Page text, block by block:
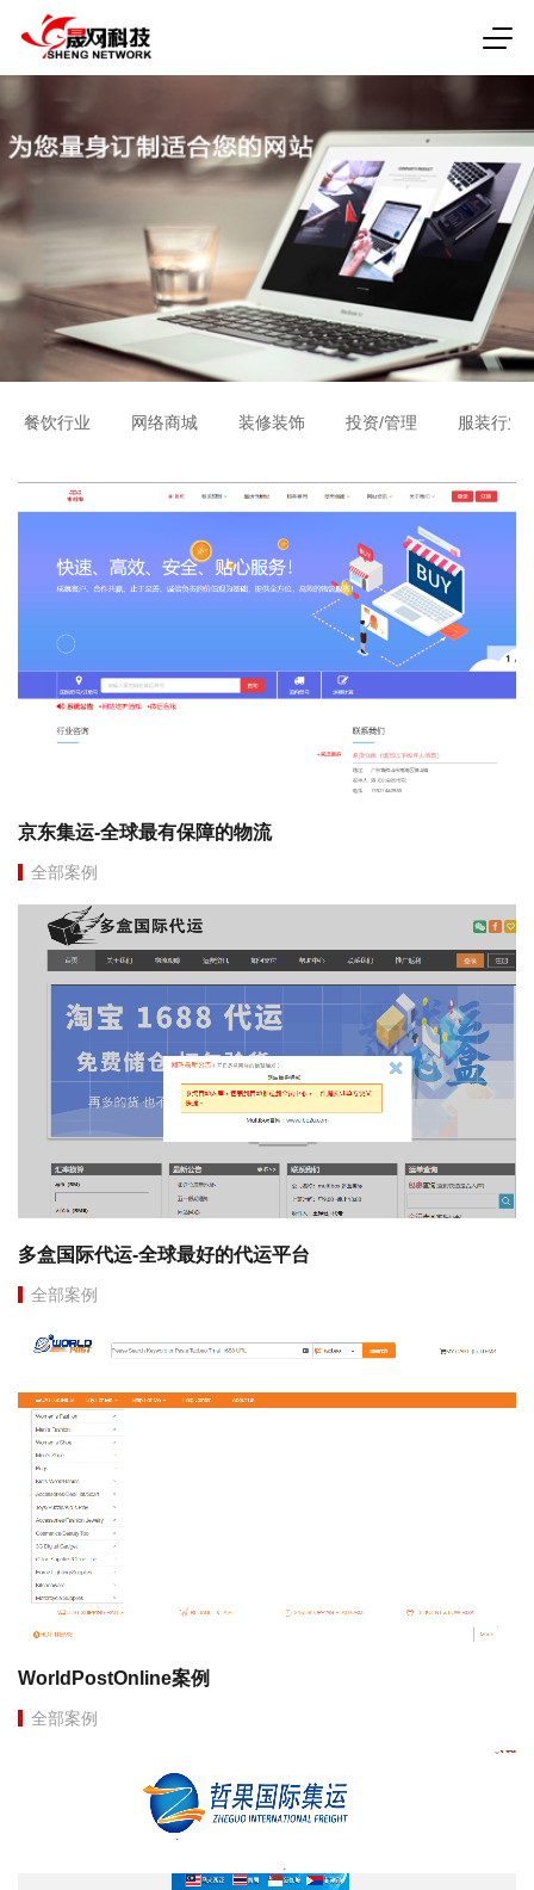
餐饮行业 网络商城 装修装饰 投资/管理 服装行业
京东集运-全球最有保障的物流
全部案例
多盒国际代运-全球最好的代运平台
全部案例
WorldPostOnline案例
全部案例